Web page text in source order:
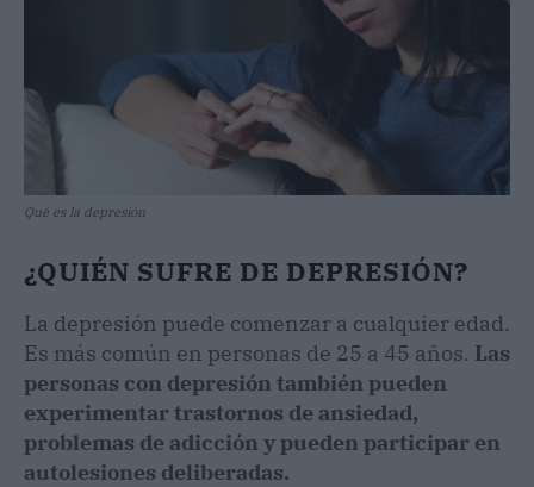
Qué es la depresión
¿QUIÉN SUFRE DE DEPRESIÓN?
La depresión puede comenzar a cualquier edad.
Es más común en personas de 25 a 45 años. Las
personas con depresión también pueden
experimentar trastornos de ansiedad,
problemas de adicción y pueden participar en
autolesiones deliberadas.